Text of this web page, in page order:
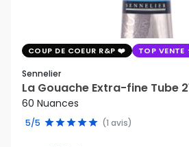
COUP DE COEUR R&P TOP VENTE
Sennelier
La Gouache Extra-fine Tube
60 Nuances
5/5 (1 avis)